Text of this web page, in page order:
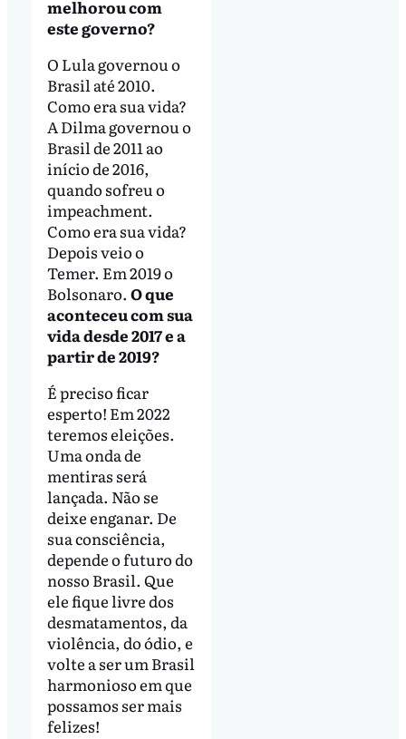
melhorou com
este governo?
O Lula governou o
Brasil até 2010.
Como era sua vida?
A Dilma governou o
Brasil de 2011 ao
início de 2016,
quando sofreu o
impeachment.
Como era sua vida?
Depois veio o
Temer. Em 2019 o
Bolsonaro. O que
aconteceu com sua
vida desde 2017 e a
partir de 2019?
É preciso ficar
esperto! Em 2022
teremos eleições.
Uma onda de
mentiras será
lançada. Não se
deixe enganar. De
sua consciência,
depende o futuro do
nosso Brasil. Que
ele fique livre dos
desmatamentos, da
violência, do ódio, e
volte a ser um Brasil
harmonioso em que
possamos ser mais
felizes!